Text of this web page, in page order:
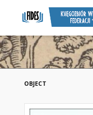
OBJECT